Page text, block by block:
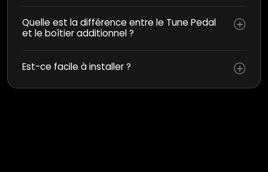
Quelle est la différence entre le Tune Pedal
et le boîtier additionnel ?
Est-ce facile à installer ?